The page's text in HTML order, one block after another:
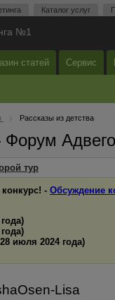
Каталог услуг
№1
статей Сервис
Рассказы из детства
Форум Адвего
тур
- Обсуждение
июля 2024 года)
Lisa